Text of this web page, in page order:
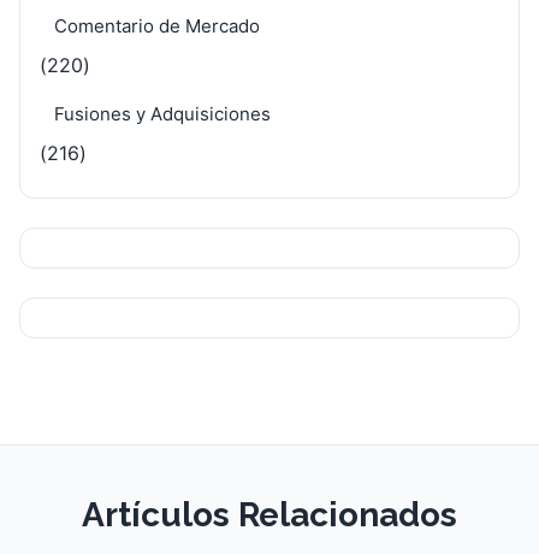
Comentario de Mercado
(220)
Fusiones y Adquisiciones
(216)
Artículos Relacionados